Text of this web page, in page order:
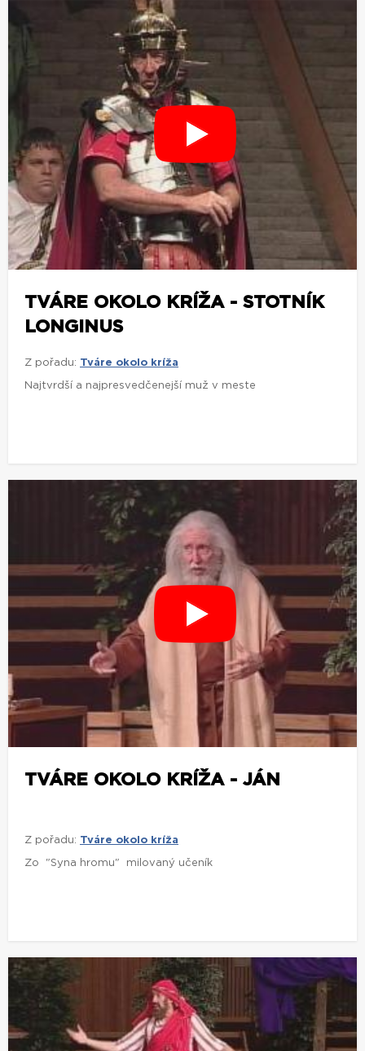
TVÁRE OKOLO KRÍŽA - STOTNÍK
LONGINUS
Z pořadu: Tváre okolo kríža
Najtvrdší a najpresvedčenejší muž v meste
TVÁRE OKOLO KRÍŽA - JÁN
Z pořadu: Tváre okolo kríža
Zo "Syna hromu" milovaný učeník